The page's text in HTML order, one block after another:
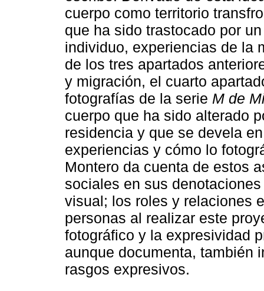
cuerpo como territorio
que ha sido trastocado por
individuo, experiencias de la
de los tres apartados
y migración, el cuarto
fotografías de la serie M de
cuerpo que ha sido alterado
residencia y que se devela
experiencias y cómo lo
Montero da cuenta de estos
sociales en sus
visual; los roles y relaciones
personas al realizar este
fotográfico y la expresividad
aunque documenta, también
rasgos expresivos.